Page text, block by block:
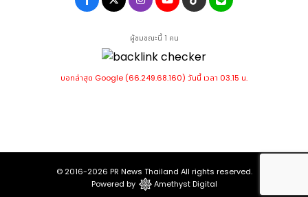
ผู้ชมขณะนี้ 1 คน
บอทล่าสุด Google (66.249.68.160) วันนี้ เวลา 03.15 น.
© 2016-2026 PR News Thailand All rights reserved.
Powered by
Amethyst Digital